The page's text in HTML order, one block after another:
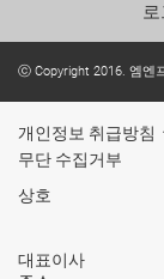
로
ⓒ Copyright 2016. 엠엔
개인정보 취급방침
무단 수집거부
상호
대표이사